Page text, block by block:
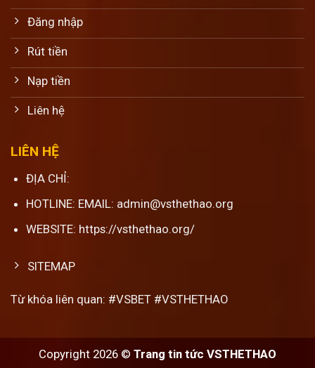
Đăng nhập
Rút tiền
Nạp tiền
Liên hệ
LIÊN HỆ
ĐỊA CHỈ:
HOTLINE: EMAIL: admin@vsthethao.org
WEBSITE: https://vsthethao.org/
SITEMAP
Từ khóa liên quan: #VSBET #VSTHETHAO
Copyright 2026 © Trang tin tức VSTHETHAO